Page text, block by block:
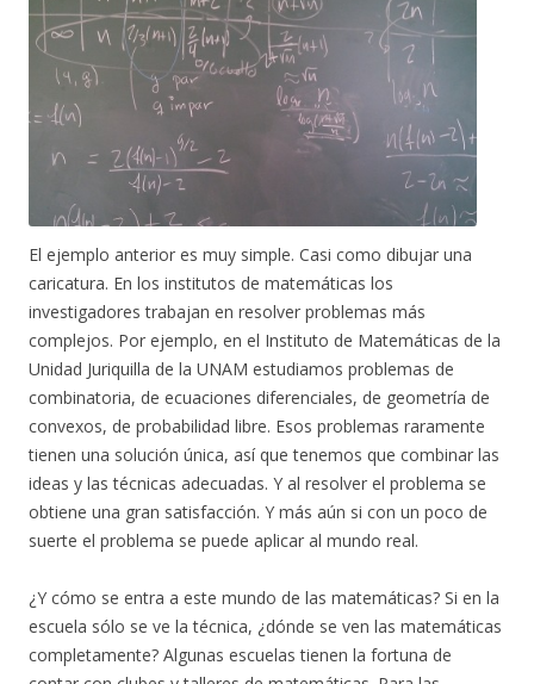
El ejemplo anterior es muy simple. Casi como dibujar una
caricatura. En los institutos de matemáticas los
investigadores trabajan en resolver problemas más
complejos. Por ejemplo, en el Instituto de Matemáticas de la
Unidad Juriquilla de la UNAM estudiamos problemas de
combinatoria, de ecuaciones diferenciales, de geometría de
convexos, de probabilidad libre. Esos problemas raramente
tienen una solución única, así que tenemos que combinar las
ideas y las técnicas adecuadas. Y al resolver el problema se
obtiene una gran satisfacción. Y más aún si con un poco de
suerte el problema se puede aplicar al mundo real.
¿Y cómo se entra a este mundo de las matemáticas? Si en la
escuela sólo se ve la técnica, ¿dónde se ven las matemáticas
completamente? Algunas escuelas tienen la fortuna de